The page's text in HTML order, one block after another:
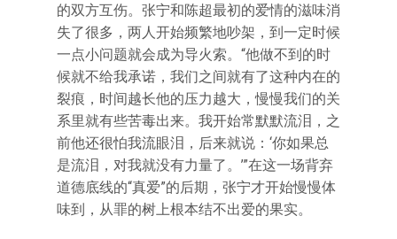
的双方互伤。张宁和陈超最初的爱情的滋味消
失了很多，两人开始频繁地吵架，到一定时候
一点小问题就会成为导火索。“他做不到的时
候就不给我承诺，我们之间就有了这种内在的
裂痕，时间越长他的压力越大，慢慢我们的关
系里就有些苦毒出来。我开始常默默流泪，之
前他还很怕我流眼泪，后来就说：‘你如果总
是流泪，对我就没有力量了。’”在这一场背弃
道德底线的“真爱”的后期，张宁才开始慢慢体
味到，从罪的树上根本结不出爱的果实。